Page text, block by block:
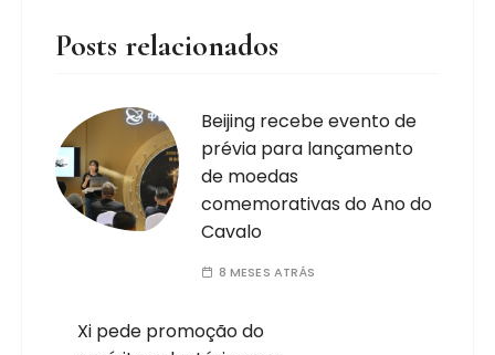
Posts relacionados
Beijing recebe evento de
prévia para lançamento
de moedas
comemorativas do Ano do
Cavalo
8 MESES ATRÁS
Xi pede promoção do